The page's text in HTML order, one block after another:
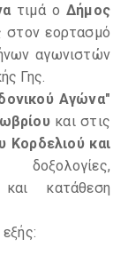
τιμά ο Δήμος
στον εορτασμό
αγωνιστών
Γης.
Αγώνα"
και στις
Κορδελιού και
και κατάθεση